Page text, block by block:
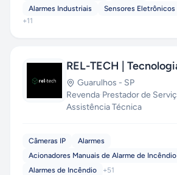
Alarmes Industriais
Sensores Eletrônicos
+11
REL-TECH |
Guarulhos - SP
Revenda·Prestador de
Assistência Técnica
Câmeras IP
Alarmes
Acionadores Manuais de Alarme de Incêndio
Alarmes de Incêndio
+51